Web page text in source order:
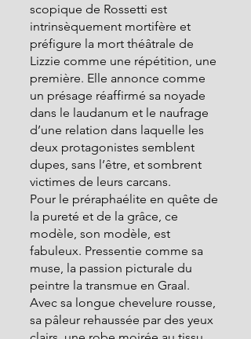
scopique de Rossetti est
intrinsèquement mortifère et
préfigure la mort théâtrale de
Lizzie comme une répétition, une
première. Elle annonce comme
un présage réaffirmé sa noyade
dans le laudanum et le naufrage
d’une relation dans laquelle les
deux protagonistes semblent
dupes, sans l’être, et sombrent
victimes de leurs carcans.
Pour le préraphaélite en quête de
la pureté et de la grâce, ce
modèle, son modèle, est
fabuleux. Pressentie comme sa
muse, la passion picturale du
peintre la transmue en Graal.
Avec sa longue chevelure rousse,
sa pâleur rehaussée par des yeux